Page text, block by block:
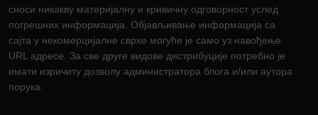
сноси никакву материјалну и кривичну одговорност услед
погрешних информација. Објављивање информација са
сајта у некомерцијалне сврхе могуће је само уз навођење
URL адресе. За све друге видове дистрибуције потребно је
имати изричиту дозволу администратора блога и/или аутора
порука.